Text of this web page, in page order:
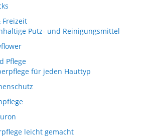
Freizeit
Putz- und Reinigungsmittel
Pflege
für jeden Hauttyp
leicht gemacht